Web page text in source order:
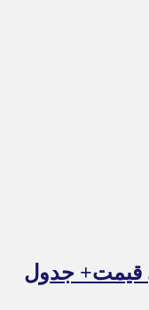
قیمت+ جدول